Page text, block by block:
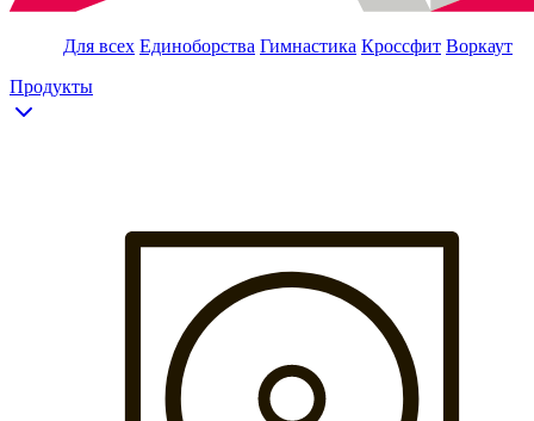
Для всех Единоборства Гимнастика Кроссфит Воркаут
Продукты